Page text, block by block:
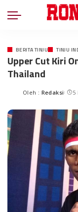
BERITA TINJU TINJU
Upper Cut Kiri
Thailand
Oleh : Redaksi 5